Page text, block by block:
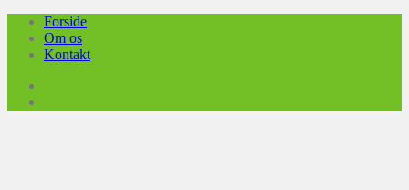
Forside
Om os
Kontakt